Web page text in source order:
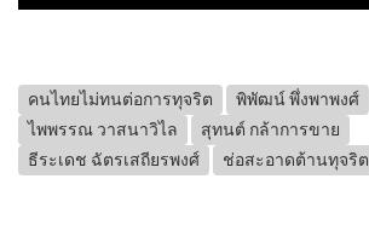
คนไทยไม่ทนต่อการทุจริต
พิพัฒน์ พึ่งพาพงศ์
ไพพรรณ วาสนาวิไล
สุทนต์ กล้าการขาย
ธีระเดช ฉัตรเสถียรพงศ์
ช่อสะอาดต้านทุจริต